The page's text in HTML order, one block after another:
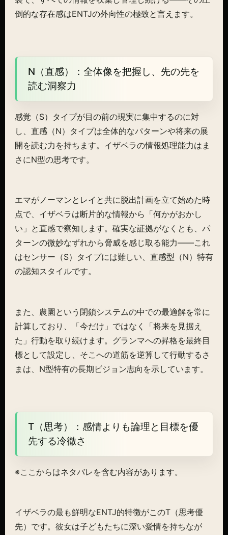
倒的な存在感はENTJの外向性の極致と言えます。
N（直感）：全体像を把握し、先の先を
読む洞察力
感覚（S）タイプが目の前の現実に集中するのに対
し、直感（N）タイプは全体的なパターンや将来の展
開を読む力を持ちます。イザベラの情報処理能力はま
さにN型の思考です。
エマがノーマンとレイと共に脱出計画を立て始めた時
点で、イザベラは断片的な情報から「何かがおかし
い」と直感で察知します。確実な証拠がなくとも、パ
ターンの微妙なずれから脅威を感じ取る能力——これ
はセンサー（S）タイプには難しい、直感型（N）特有
の認知スタイルです。
また、農園という閉鎖システムの中での最適解を常に
計算しており、「今だけ」ではなく「将来を見据え
た」行動を取り続けます。グランマへの昇格を最終目
標として設定し、そこへの道筋を逆算して行動するさ
まは、N型特有の長期ビジョン志向を示しています。
T（思考）：感情よりも論理と目標を優
先する冷徹さ
※ここからはネタバレを含む内容があります。
イザベラの最も鮮明なENTJ的特徴がこのT（思考優
先）です。彼女は子どもたちに深い愛情を持ちなが